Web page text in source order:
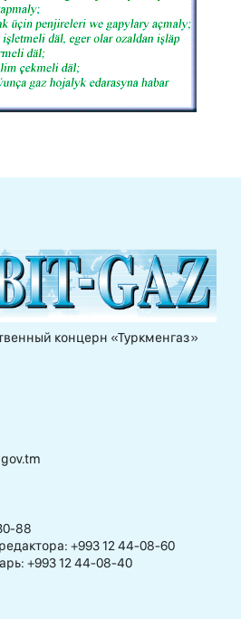
концерн «Туркменгаз»
88
+993 12 44-08-60
+993 12 44-08-40